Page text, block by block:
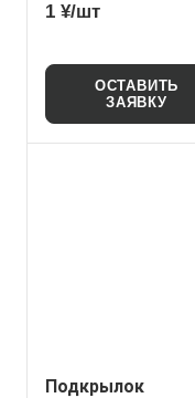
1 ¥/шт
ОСТАВИТЬ
ЗАЯВКУ
Подкрылок